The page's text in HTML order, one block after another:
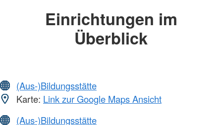
Einrichtungen im
Überblick
(Aus-)Bildungsstätte
Karte: Link zur Google Maps Ansicht
(Aus-)Bildungsstätte